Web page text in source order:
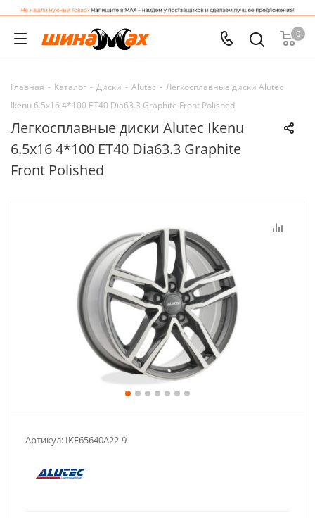
0
Главная - Каталог - Диски - Alutec - Легкосплавные диски Alutec
Ikenu 6.5x16 4*100 ET40 Dia63.3 Graphite Front Polished
Легкосплавные диски Alutec Ikenu
6.5x16 4*100 ET40 Dia63.3 Graphite
Front Polished
Артикул: IKE65640A22-9